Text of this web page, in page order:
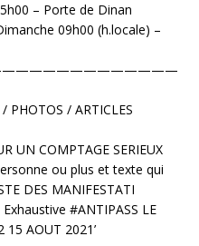
– Porte de Dinan
09h00 (h.locale) –
PHOTOS / ARTICLES
UN COMPTAGE SERIEUX